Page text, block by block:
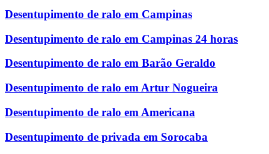
Desentupimento de ralo em Campinas
Desentupimento de ralo em Campinas 24 horas
Desentupimento de ralo em Barão Geraldo
Desentupimento de ralo em Artur Nogueira
Desentupimento de ralo em Americana
Desentupimento de privada em Sorocaba